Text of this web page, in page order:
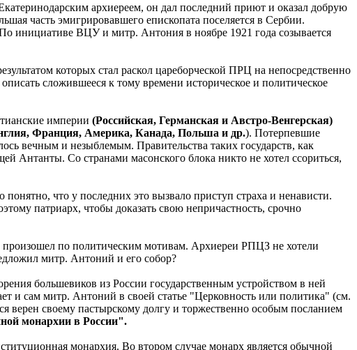
архиереем, он дал последний приют и оказал добрую
часть эмигрировавшего епископата поселяется в Сербии.
инициативе ВЦУ и митр. Антония в ноябре 1921 года созывается
которых стал раскол цареборческой ПРЦ на непосредственно
сложившееся к тому времени историческое и политическое
империи (Российская, Германская и Австро-Венгерская)
Франция, Америка, Канада, Польша и др.). Потерпевшие
вечным и незыблемым. Правительства таких государств, как
Антанты. Со странами масонского блока никто не хотел ссориться,
что у последних это вызвало приступ страха и ненависти.
патриарх, чтобы доказать свою непричастность, срочно
по политическим мотивам. Архиереи РПЦЗ не хотели
митр. Антоний и его собор?
большевиков из России государственным устройством в ней
и сам митр. Антоний в своей статье "Церковность или политика" (см.
верен своему пастырскому долгу и торжественно особым посланием
монархии в России".
монархия. Во втором случае монарх является обычной